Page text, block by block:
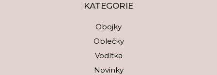
KATEGORIE
Obojky
Oblečky
Vodítka
Novinky